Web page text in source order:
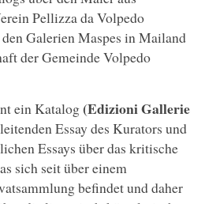
Pellizza da Volpedo
Galerien Maspes in Mailand
der Gemeinde Volpedo
ein Katalog(Edizioni Gallerie
Essay des Kurators und
Essays über das kritische
sich seit über einem
befindet und daher